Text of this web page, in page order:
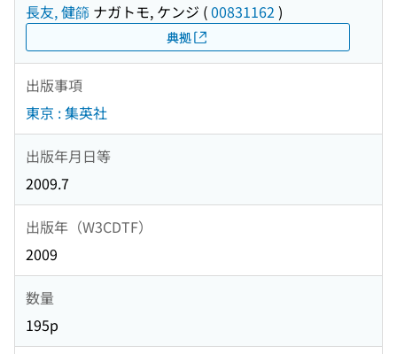
長友, 健篩 ナガトモ, ケンジ (00831162 )
典拠
出版事項
東京 : 集英社
出版年月日等
2009.7
出版年（W3CDTF）
2009
数量
195p